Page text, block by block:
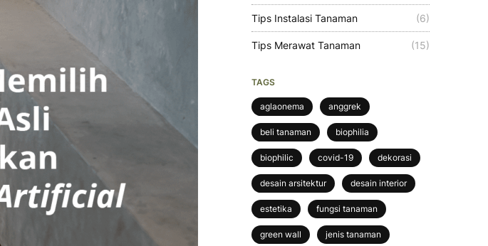
Tips Instalasi Tanaman (6)
Tips Merawat Tanaman (15)
TAGS
aglaonema anggrek
beli tanaman biophilia
biophilic covid-19 dekorasi
desain arsitektur desain interior
estetika fungsi tanaman
green wall jenis tanaman